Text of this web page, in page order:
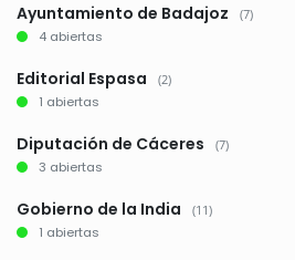
Ayuntamiento de Badajoz (7)
4 abiertas
Editorial Espasa (2)
1 abiertas
Diputación de Cáceres (7)
3 abiertas
Gobierno de la India (11)
1 abiertas